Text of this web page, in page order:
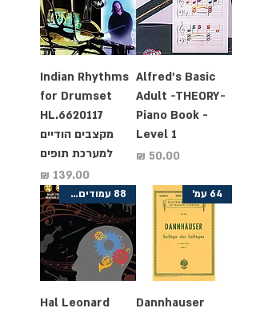
Alfred's Basic
Adult -THEORY-
Piano Book -
Level 1
מחיר
Indian Rhythms
for Drumset
HL.6620117
מקצבים הודיים
למערכת תופים
מחיר
64 עמ'
Dannhauser
88 עמודים + CD
Hal Leonard